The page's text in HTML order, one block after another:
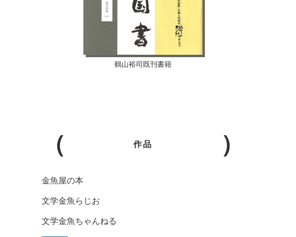
鶴山裕司既刊書籍
作品
金魚屋の本
文学金魚らじお
文学金魚ちゃんねる